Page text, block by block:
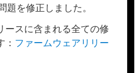
題を修正しました。
ースに含まれる全ての修
ファームウェアリリー